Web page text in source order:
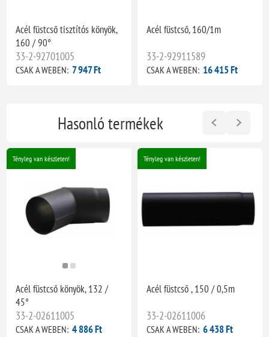
Acél füstcső tisztítós könyök,
160 / 90°
33-2-92701005
CSAK A WEBEN: 7 947 Ft
Acél füstcső, 160/1m
33-2-92911589
CSAK A WEBEN: 16 415 Ft
Hasonló termékek
Tényleg van készleten!
Acél füstcső könyök, 132 /
45°
33-2-02611005
CSAK A WEBEN: 4 886 Ft
Tényleg van készleten!
Acél füstcső , 150 / 0,5m
33-2-02611006
CSAK A WEBEN: 6 438 Ft